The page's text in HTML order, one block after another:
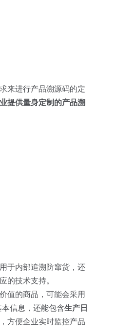
来进行产品溯源码的定
提供量身定制的产品溯
于内部追溯防窜货，还
的技术支持。
值的商品，可能会采用
信息，还能包含生产日
方便企业实时监控产品